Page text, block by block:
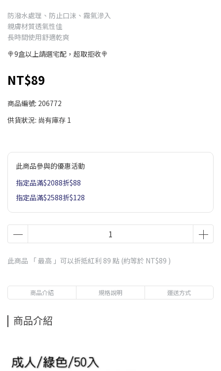
防潑水處理、防止口沫、霧氣滲入
親膚材質透氣性佳
長時間使用舒適乾爽
🍭9盒以上請選宅配，超取拒收🍭
NT$89
商品編號: 206772
供貨狀況: 尚有庫存 1
此商品參與的優惠活動
指定品滿$2088折$88
指定品滿$2588折$128
此商品 「 最高 」可以折抵紅利 89 點 (約等於 NT$89 )
商品介紹 規格說明 運送方式
商品介紹